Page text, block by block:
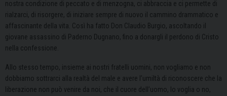
nostra condizione di peccato e di menzogna, ci abbraccia e ci permette di
rialzarci, di risorgere, di iniziare sempre di nuovo il cammino drammatico e
affascinante della vita. Così ha fatto Don Claudio Burgio, ascoltando il
giovane assassino di Paderno Dugnano, fino a donargli il perdono di Cristo
nella confessione.
Allo stesso tempo, insieme ai nostri fratelli uomini, non vogliamo e non
dobbiamo sottrarci alla realtà del male e avere l’umiltà di riconoscere che la
liberazione non può venire da noi, che il cuore dell’uomo, lo voglia o no,